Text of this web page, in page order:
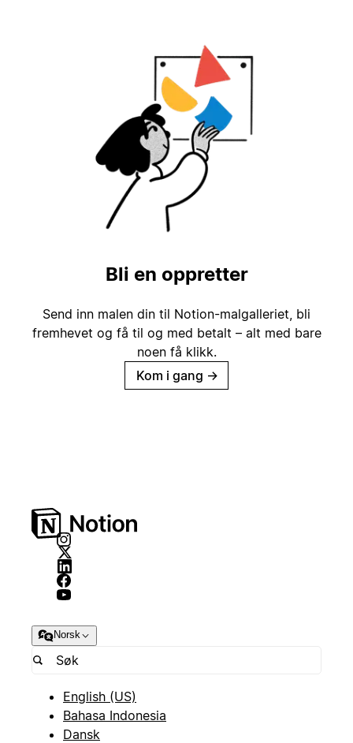
Bli en oppretter
Send inn malen din til Notion-malgalleriet, bli
fremhevet og få til og med betalt – alt med bare
noen få klikk.
Kom i gang →
Norsk
English (US)
Bahasa Indonesia
Dansk